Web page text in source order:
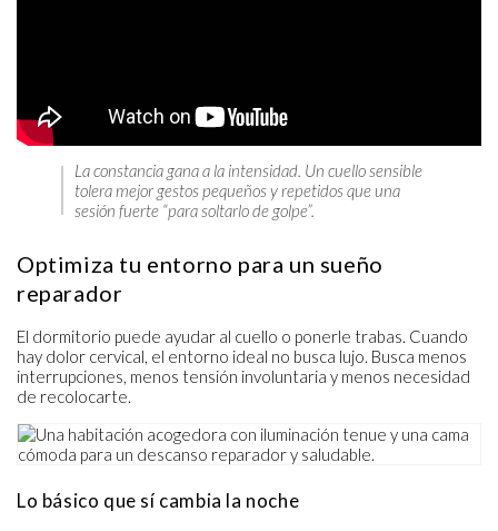
La constancia gana a la intensidad. Un cuello sensible
tolera mejor gestos pequeños y repetidos que una
sesión fuerte “para soltarlo de golpe”.
Optimiza tu entorno para un sueño
reparador
El dormitorio puede ayudar al cuello o ponerle trabas. Cuando
hay dolor cervical, el entorno ideal no busca lujo. Busca menos
interrupciones, menos tensión involuntaria y menos necesidad
de recolocarte.
Lo básico que sí cambia la noche